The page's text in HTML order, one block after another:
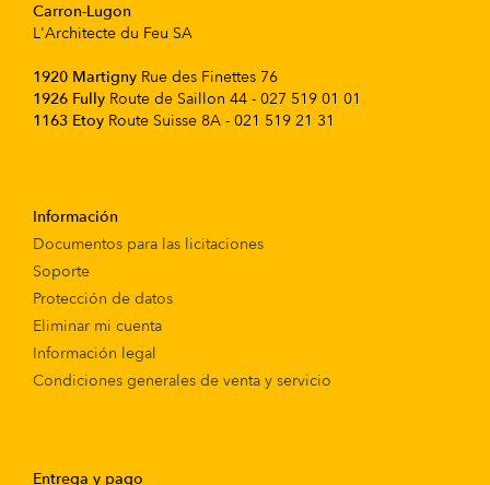
Carron-Lugon
L'Architecte du Feu SA
1920 Martigny Rue des Finettes 76
1926 Fully Route de Saillon 44 - 027 519 01 01
1163 Etoy Route Suisse 8A - 021 519 21 31
Información
Documentos para las licitaciones
Soporte
Protección de datos
Eliminar mi cuenta
Información legal
Condiciones generales de venta y servicio
Entrega y pago